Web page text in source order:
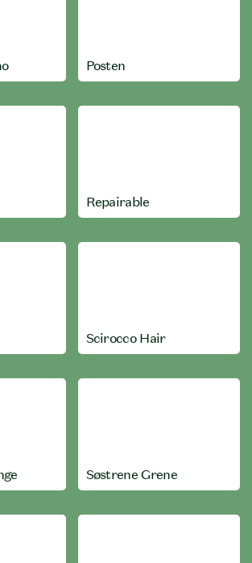
Posten
Repairable
Scirocco Hair
Søstrene Grene